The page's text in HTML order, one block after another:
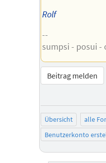
Rolf
--
sumpsi - posui -
Beitrag melden
Übersicht alle
Benutzerkonto